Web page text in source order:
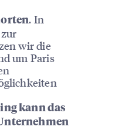
. In
wir die
um Paris
kann das